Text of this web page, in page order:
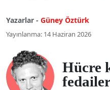
Yazarlar - Güney Öztürk
Yayınlanma: 14 Haziran 2026
Hücre